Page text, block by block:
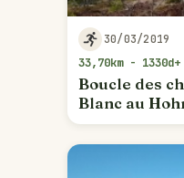
30/03/2019
33,70km - 1330d+
Boucle des
Blanc au